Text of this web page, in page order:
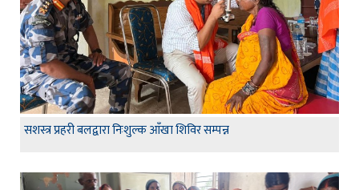
सशस्त्र प्रहरी बलद्वारा निःशुल्क आँखा शिविर सम्पन्न